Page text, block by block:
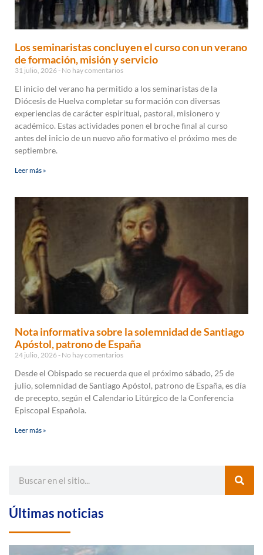
Los seminaristas concluyen el curso con un verano
de formación, misión y servicio
31 julio, 2026 No hay comentarios
El inicio del verano ha permitido a los seminaristas de la
Diócesis de Huelva completar su formación con diversas
experiencias de carácter espiritual, pastoral, misionero y
académico. Estas actividades ponen el broche final al curso
antes del inicio de un nuevo año formativo el próximo mes de
septiembre.
Leer más »
Nota informativa sobre la solemnidad de Santiago
Apóstol, patrono de España
24 julio, 2026 No hay comentarios
Desde el Obispado se recuerda que el próximo sábado, 25 de
julio, solemnidad de Santiago Apóstol, patrono de España, es día
de precepto, según el Calendario Litúrgico de la Conferencia
Episcopal Española.
Leer más »
Últimas noticias